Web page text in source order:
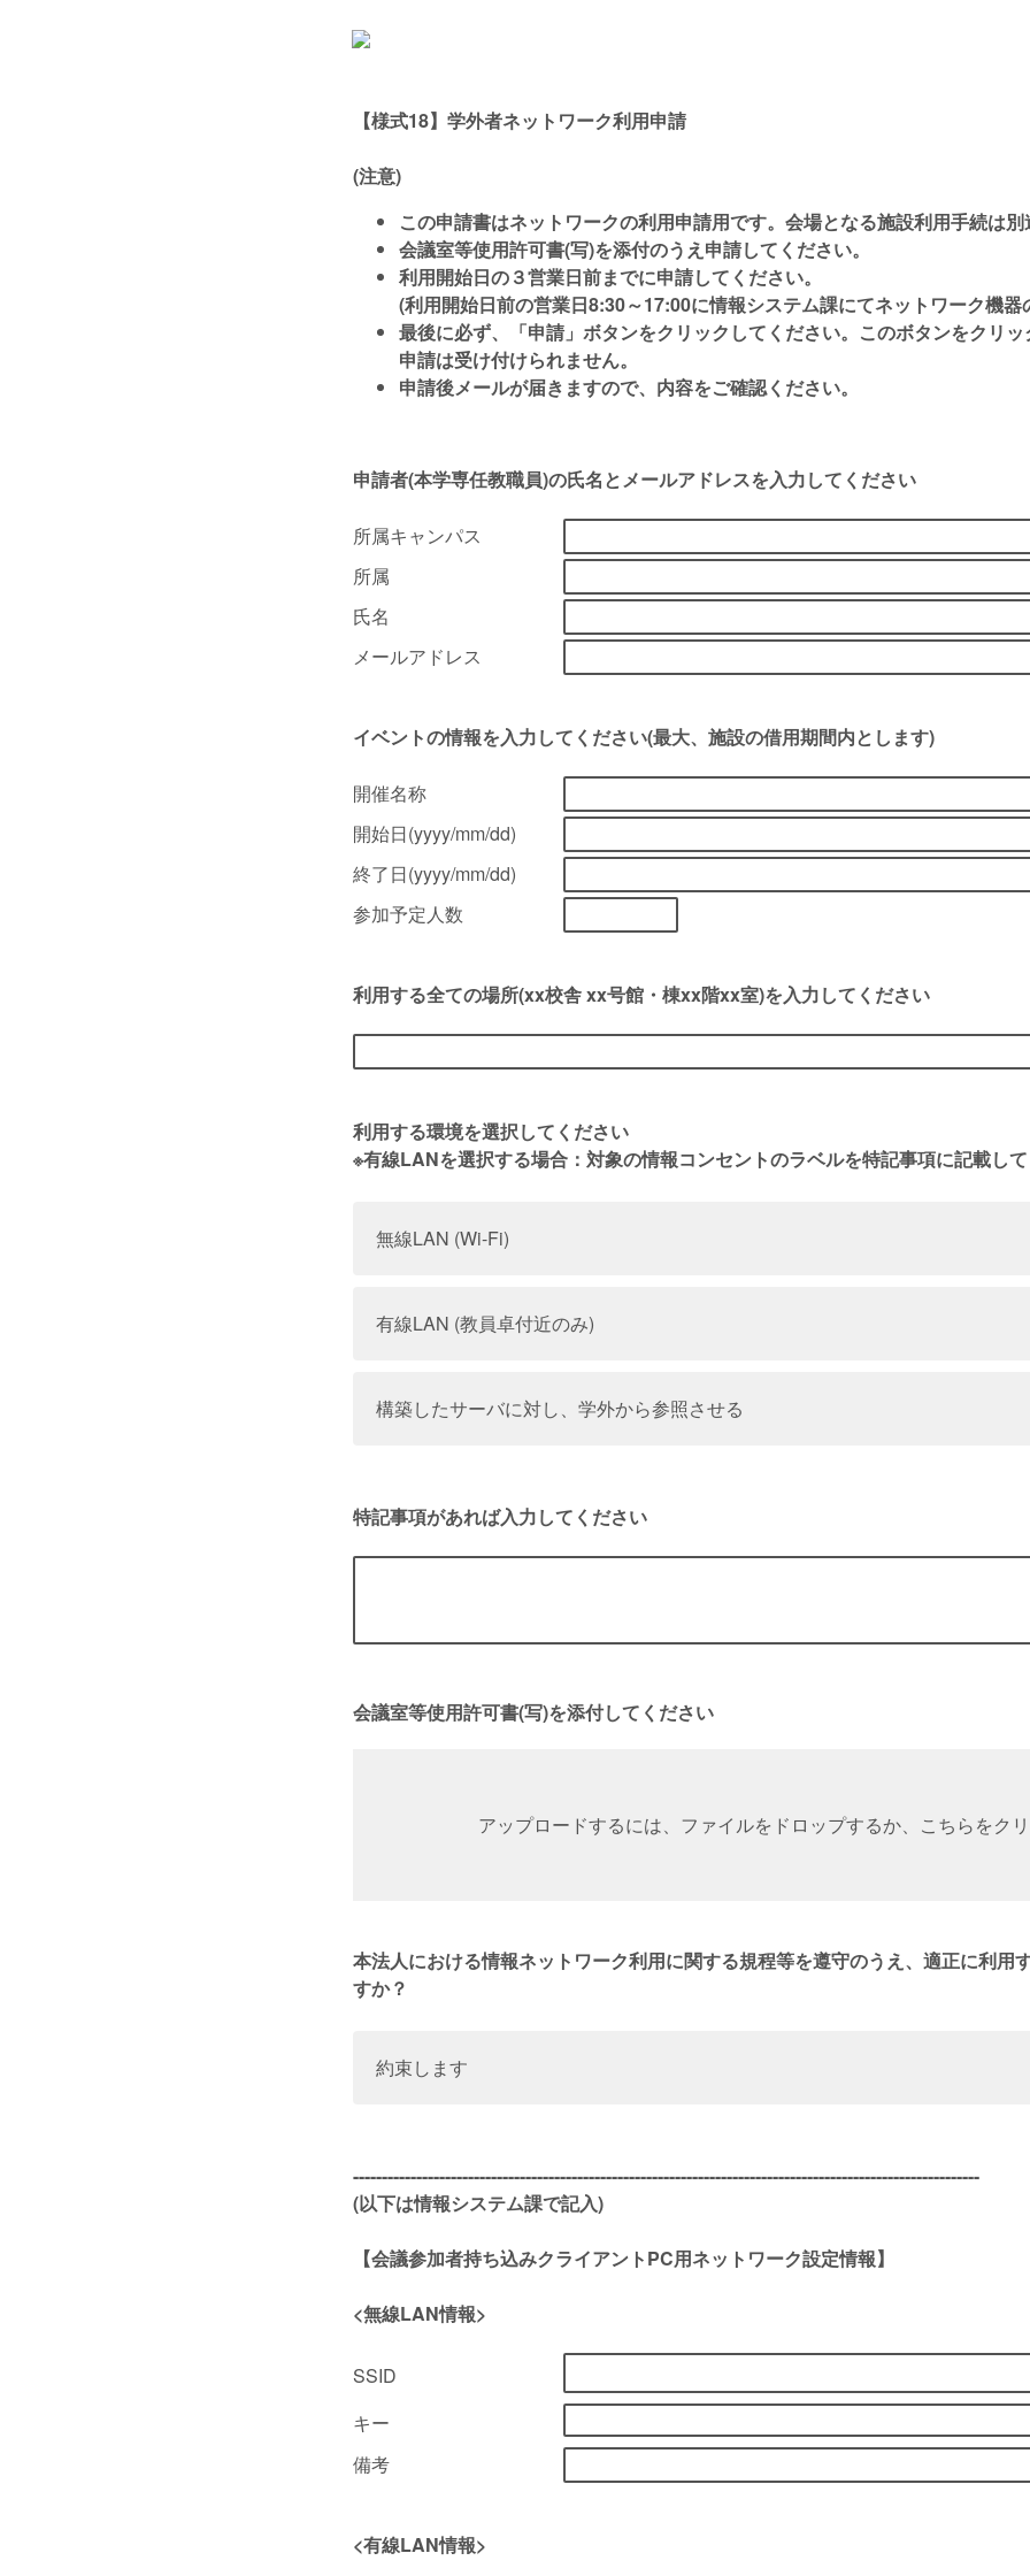
【様式18】学外者ネットワーク利用申請
(注意)
この申請書はネットワークの利用申請用です。会場となる施設利用手続は
会議室等使用許可書(写)を添付のうえ申請してください。
利用開始日の３営業日前までに申請してください。
(利用開始日前の営業日8:30～17:00に情報システム課にてネットワーク機器
最後に必ず、「申請」ボタンをクリックしてください。このボタンをクリ
申請は受け付けられません。
申請後メールが届きますので、内容をご確認ください。
申請者(本学専任教職員)の氏名とメールアドレスを入力してください
所属キャンパス
所属
氏名
メールアドレス
イベントの情報を入力してください(最大、施設の借用期間内とします)
開催名称
開始日(yyyy/mm/dd)
終了日(yyyy/mm/dd)
参加予定人数
利用する全ての場所(xx校舎 xx号館・棟xx階xx室)を入力してください
利用する環境を選択してください
※有線LANを選択する場合：対象の情報コンセントのラベルを特記事項に記載し
無線LAN (Wi-Fi)
有線LAN (教員卓付近のみ)
構築したサーバに対し、学外から参照させる
特記事項があれば入力してください
会議室等使用許可書(写)を添付してください
アップロードするには、ファイルをドロップするか、こちらをク
本法人における情報ネットワーク利用に関する規程等を遵守のうえ、適正に利用
すか？
約束します
-------------------------------------------------------------------------------------------------------------
(以下は情報システム課で記入)
【会議参加者持ち込みクライアントPC用ネットワーク設定情報】
<無線LAN情報>
SSID
キー
備考
<有線LAN情報>